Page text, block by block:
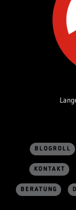
BLOGROLL
KONTAKT
BERATUNG